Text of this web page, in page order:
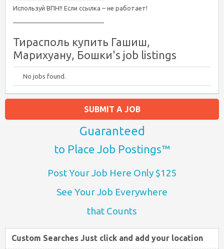
Используй ВПН!! Если ссылка – не работает!
Тирасполь купить Гашиш,
Марихуану, Бошки's job listings
No jobs found.
SUBMIT A JOB
Guaranteed
to Place Job Postings™
Post Your Job Here Only $125
See Your Job Everywhere
that Counts
Custom Searches Just click and add your location